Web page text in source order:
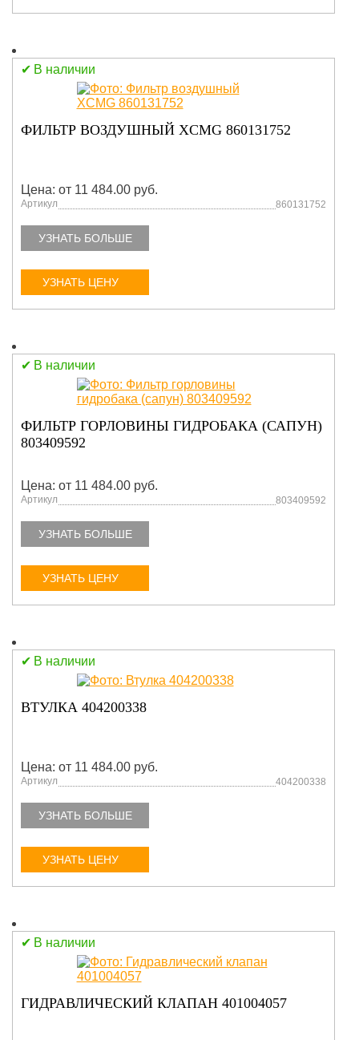
В наличии
ФИЛЬТР ВОЗДУШНЫЙ XCMG 860131752
Цена: от 11 484.00 руб.
Артикул 860131752
УЗНАТЬ БОЛЬШЕ
УЗНАТЬ ЦЕНУ
В наличии
ФИЛЬТР ГОРЛОВИНЫ ГИДРОБАКА (САПУН)
803409592
Цена: от 11 484.00 руб.
Артикул 803409592
УЗНАТЬ БОЛЬШЕ
УЗНАТЬ ЦЕНУ
В наличии
ВТУЛКА 404200338
Цена: от 11 484.00 руб.
Артикул 404200338
УЗНАТЬ БОЛЬШЕ
УЗНАТЬ ЦЕНУ
В наличии
ГИДРАВЛИЧЕСКИЙ КЛАПАН 401004057